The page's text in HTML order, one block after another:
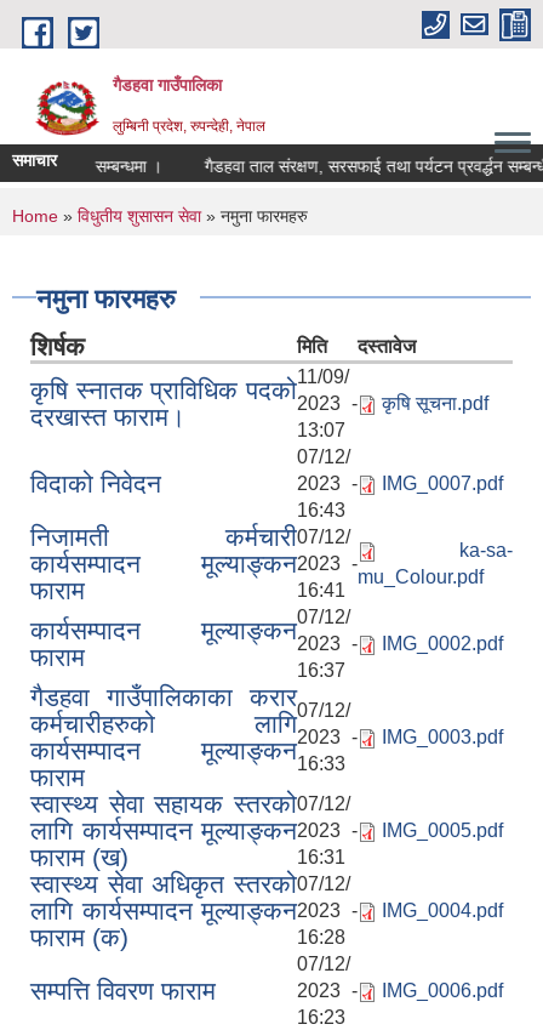
Skip to main content
गैडहवा गाउँपालिका
लुम्बिनी प्रदेश, रुपन्देही, नेपाल
समाचार
नियुक्ति सम्बन्धमा । गैडहवा ताल संरक्षण, सरसफाई तथा पर्यटन प्रवर्द्धन सम्बन्धी
You are here
Home » विधुतीय शुसासन सेवा» नमुना फारमहरु
नमुना फारमहरु
शिर्षक मिति दस्तावेज
कृषि स्‍नातक प्राविधिक पदको
दरखास्त फाराम।
11/09/
2023 -
13:07
कृषि सूचना.pdf
विदाको निवेदन
07/12/
2023 -
16:43
IMG_0007.pdf
निजामती कर्मचारी
कार्यसम्पादन मूल्याङ्कन
फाराम
07/12/
2023 -
16:41
ka-sa-
mu_Colour.pdf
कार्यसम्पादन मूल्याङ्कन
फाराम
07/12/
2023 -
16:37
IMG_0002.pdf
गैडहवा गाउँपालिकाका करार
कर्मचारीहरुको लागि
कार्यसम्पादन मूल्याङ्कन
फाराम
07/12/
2023 -
16:33
IMG_0003.pdf
स्वास्थ्य सेवा सहायक स्तरको
लागि कार्यसम्पादन मूल्याङ्कन
फाराम (ख)
07/12/
2023 -
16:31
IMG_0005.pdf
स्वास्थ्य सेवा अधिकृत स्तरको
लागि कार्यसम्पादन मूल्याङ्कन
फाराम (क)
07/12/
2023 -
16:28
IMG_0004.pdf
सम्पत्ति विवरण फाराम
07/12/
2023 -
16:23
IMG_0006.pdf